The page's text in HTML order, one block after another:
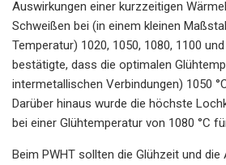
Auswirkungen einer kurzzeitigen
Schweißen bei (in einem kleinen
Temperatur) 1020, 1050, 1080, 1100
bestätigte, dass die optimalen
intermetallischen Verbindungen) 1050
Darüber hinaus wurde die höchste
bei einer Glühtemperatur von 1080 °C
Beim PWHT sollten die Glühzeit und